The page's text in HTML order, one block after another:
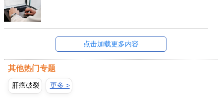
点击加载更多内容
其他热门专题
肝癌破裂 更多 >